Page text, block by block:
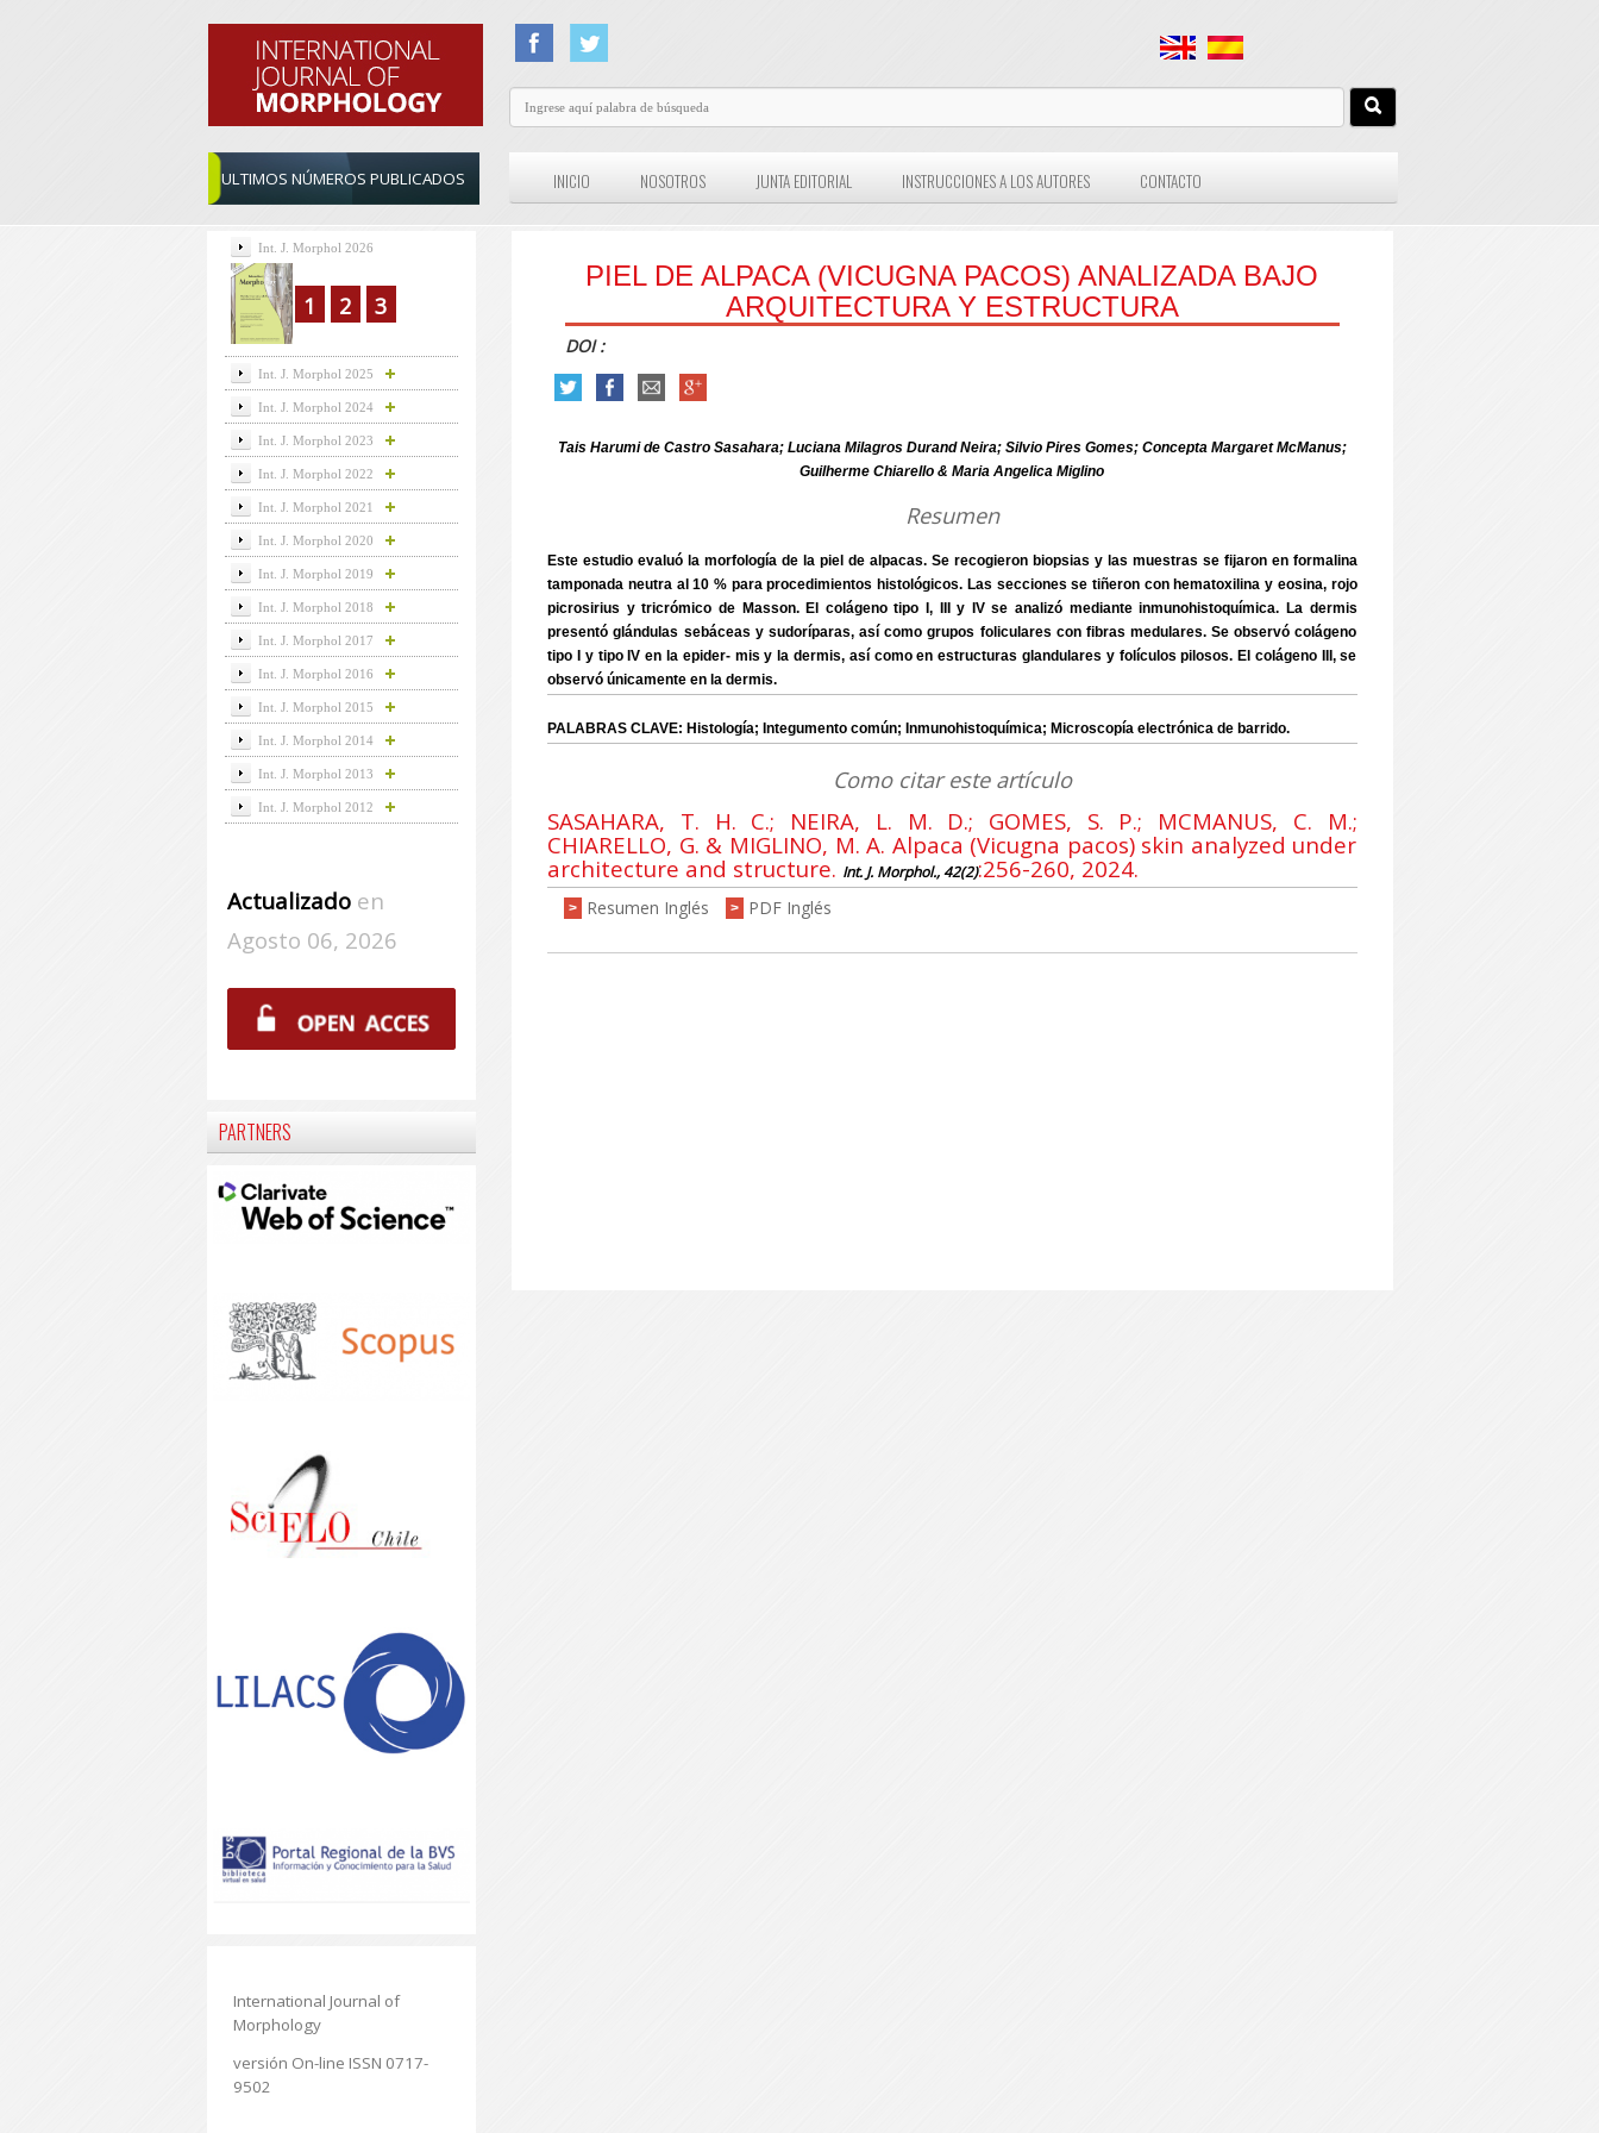
ULTIMOS NÚMEROS PUBLICADOS INICIO NOSOTROS JUNTA EDITORIAL INSTRUCCIONES A LOS AUTORES CONTACTO
PIEL DE ALPACA (VICUGNA PACOS) ANALIZADA BAJO
ARQUITECTURA Y ESTRUCTURA
DOI :
Tais Harumi de Castro Sasahara; Luciana Milagros Durand Neira; Silvio Pires Gomes; Concepta Margaret McManus;
Guilherme Chiarello & Maria Angelica Miglino
Resumen
Este estudio evaluó la morfología de la piel de alpacas. Se recogieron biopsias y las muestras se fijaron en formalina
tamponada neutra al 10 % para procedimientos histológicos. Las secciones se tiñeron con hematoxilina y eosina, rojo
picrosirius y tricrómico de Masson. El colágeno tipo I, III y IV se analizó mediante inmunohistoquímica. La dermis
presentó glándulas sebáceas y sudoríparas, así como grupos foliculares con fibras medulares. Se observó colágeno
tipo I y tipo IV en la epider- mis y la dermis, así como en estructuras glandulares y folículos pilosos. El colágeno III, se
observó únicamente en la dermis.
PALABRAS CLAVE: Histología; Integumento común; Inmunohistoquímica; Microscopía electrónica de barrido.
Como citar este artículo
SASAHARA, T. H. C.; NEIRA, L. M. D.; GOMES, S. P.; MCMANUS, C. M.;
CHIARELLO, G. & MIGLINO, M. A. Alpaca (Vicugna pacos) skin analyzed under
architecture and structure. Int. J. Morphol., 42(2):256-260, 2024.
> Resumen Inglés > PDF Inglés
Int. J. Morphol 2026
1 2 3
Int. J. Morphol 2025
Int. J. Morphol 2024
Int. J. Morphol 2023
Int. J. Morphol 2022
Int. J. Morphol 2021
Int. J. Morphol 2020
Int. J. Morphol 2019
Int. J. Morphol 2018
Int. J. Morphol 2017
Int. J. Morphol 2016
Int. J. Morphol 2015
Int. J. Morphol 2014
Int. J. Morphol 2013
Int. J. Morphol 2012
Actualizadoen
Agosto 06, 2026
PARTNERS
International Journal of
Morphology
versión On-line ISSN 0717-
9502